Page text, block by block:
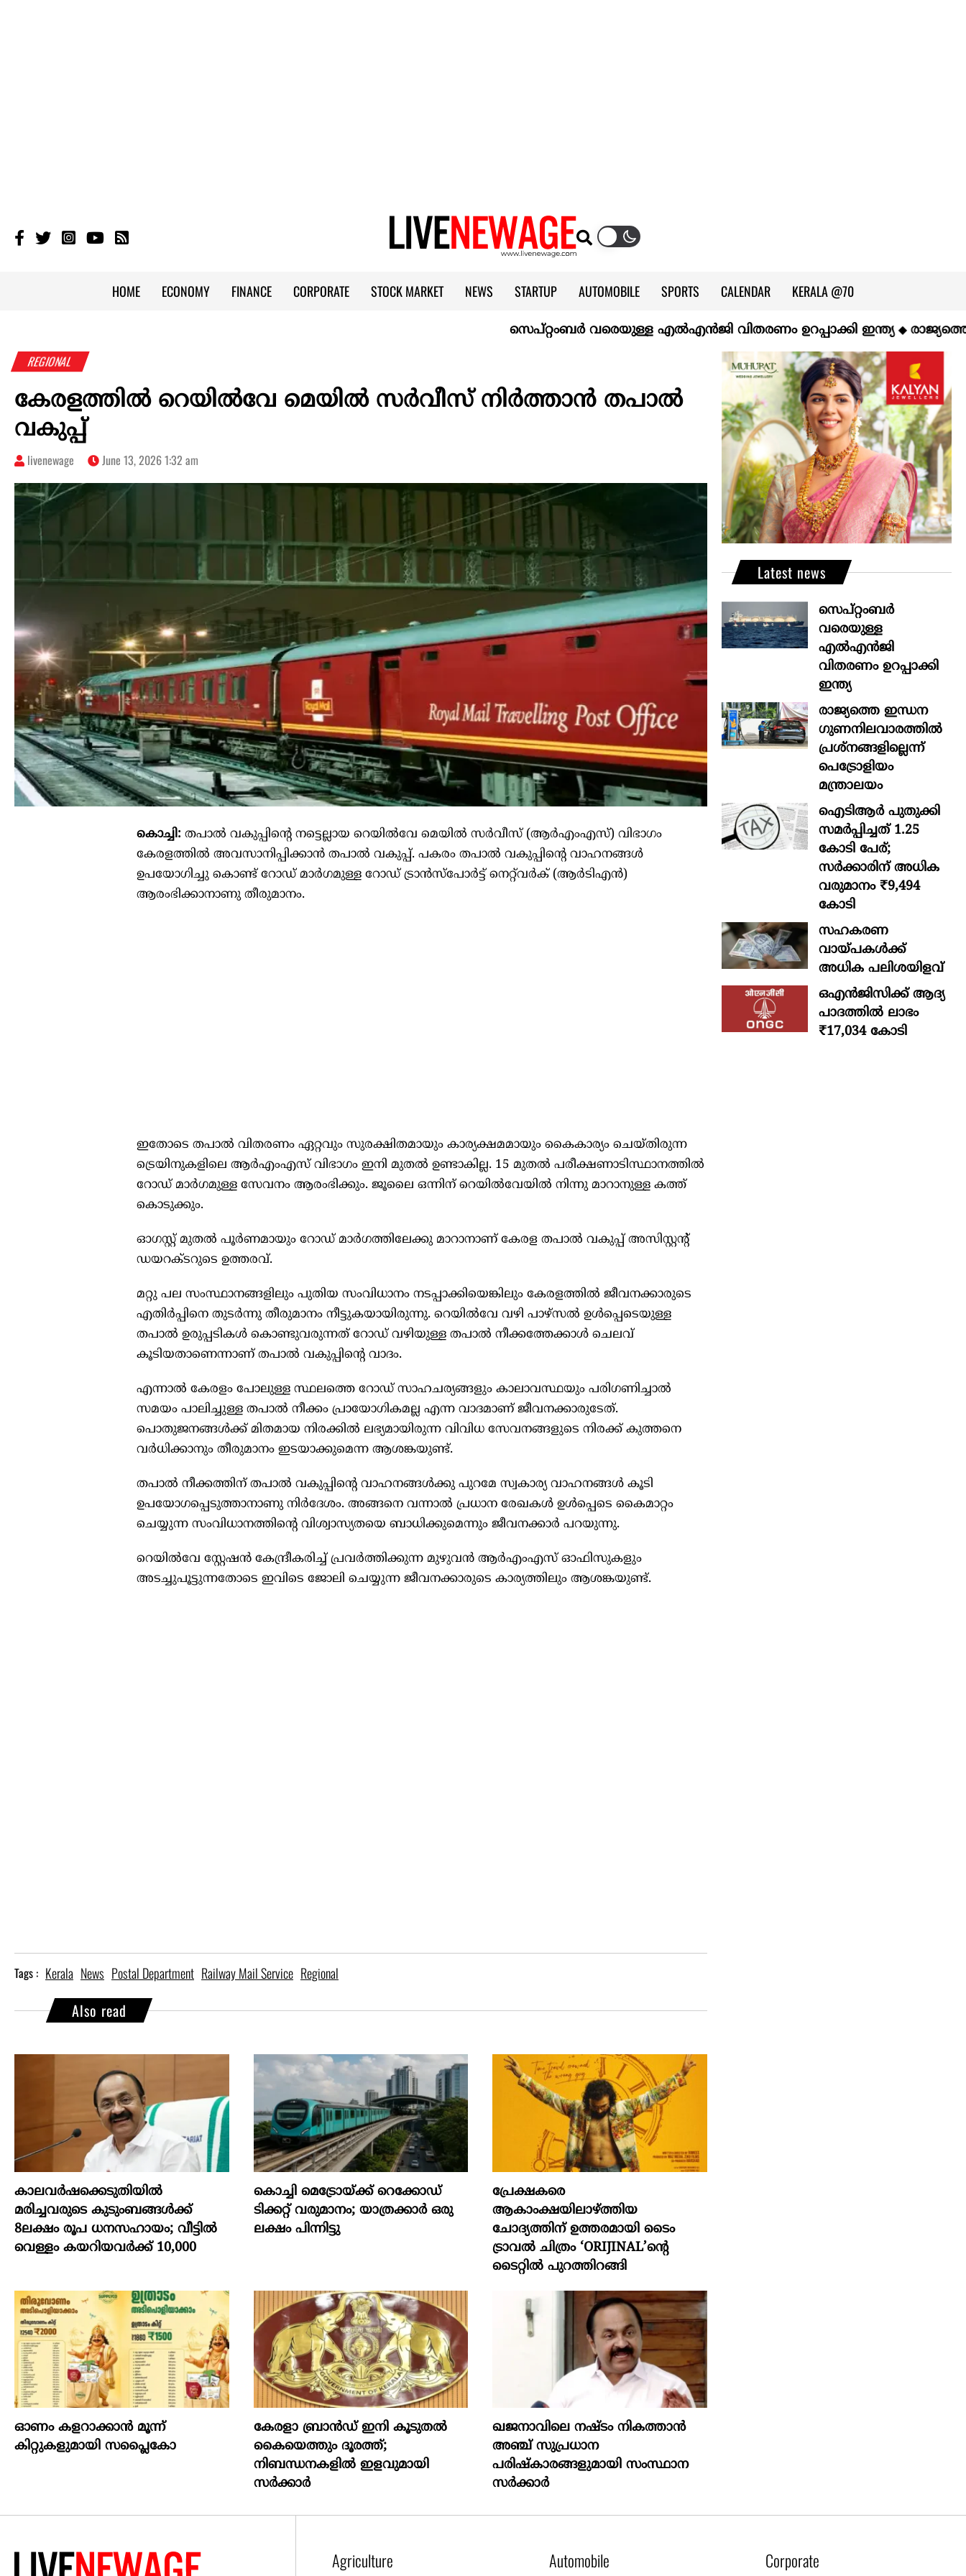
HOME ECONOMY FINANCE CORPORATE STOCK MARKET NEWS STARTUP AUTOMOBILE SPORTS CALENDAR KERALA @70
സെപ്റ്റംബർ വരെയുള്ള എൽഎൻജി വിതരണം ഉറപ്പാക്കി ഇന്ത്യ◆ രാജ്യത്തെ
REGIONAL
കേരളത്തിൽ റെയിൽവേ മെയിൽ സർവീസ് നിർത്താൻ തപാൽ
വകുപ്പ്
livenewage June 13, 2026 1:32 am
കൊച്ചി: തപാൽ വകുപ്പിന്റെ നട്ടെല്ലായ റെയിൽവേ മെയിൽ സർവീസ് (ആർഎംഎസ്) വിഭാഗം
കേരളത്തിൽ അവസാനിപ്പിക്കാൻ തപാൽ വകുപ്പ്. പകരം തപാൽ വകുപ്പിന്റെ വാഹനങ്ങൾ
ഉപയോഗിച്ചു കൊണ്ട് റോഡ് മാർഗമുള്ള റോഡ് ട്രാൻസ്പോർട്ട് നെറ്റ്‌വർക് (ആർടിഎൻ)
ആരംഭിക്കാനാണു തീരുമാനം.
ഇതോടെ തപാൽ വിതരണം ഏറ്റവും സുരക്ഷിതമായും കാര്യക്ഷമമായും കൈകാര്യം ചെയ്തിരുന്ന
ട്രെയിനുകളിലെ ആർഎംഎസ് വിഭാഗം ഇനി മുതൽ ഉണ്ടാകില്ല. 15 മുതൽ പരീക്ഷണാടിസ്ഥാനത്തിൽ
റോഡ് മാർഗമുള്ള സേവനം ആരംഭിക്കും. ജൂലൈ ഒന്നിന് റെയിൽവേയിൽ നിന്നു മാറാനുള്ള കത്ത്
കൊടുക്കും.
ഓഗസ്റ്റ് മുതൽ പൂർണമായും റോഡ് മാർഗത്തിലേക്കു മാറാനാണ് കേരള തപാൽ വകുപ്പ് അസിസ്റ്റന്റ്
ഡയറക്ടറുടെ ഉത്തരവ്.
മറ്റു പല സംസ്ഥാനങ്ങളിലും പുതിയ സംവിധാനം നടപ്പാക്കിയെങ്കിലും കേരളത്തിൽ ജീവനക്കാരുടെ
എതിർപ്പിനെ തുടർന്നു തീരുമാനം നീട്ടുകയായിരുന്നു. റെയിൽവേ വഴി പാഴ്സൽ ഉൾപ്പെടെയുള്ള
തപാൽ ഉരുപ്പടികൾ കൊണ്ടുവരുന്നത് റോഡ് വഴിയുള്ള തപാൽ നീക്കത്തേക്കാൾ ചെലവ്
കൂടിയതാണെന്നാണ് തപാൽ വകുപ്പിന്റെ വാദം.
എന്നാൽ കേരളം പോലുള്ള സ്ഥലത്തെ റോഡ് സാഹചര്യങ്ങളും കാലാവസ്ഥയും പരിഗണിച്ചാൽ
സമയം പാലിച്ചുള്ള തപാൽ നീക്കം പ്രായോഗികമല്ല എന്ന വാദമാണ് ജീവനക്കാരുടേത്.
പൊതുജനങ്ങൾക്ക് മിതമായ നിരക്കിൽ ലഭ്യമായിരുന്ന വിവിധ സേവനങ്ങളുടെ നിരക്ക് കുത്തനെ
വർധിക്കാനും തീരുമാനം ഇടയാക്കുമെന്ന ആശങ്കയുണ്ട്.
തപാൽ നീക്കത്തിന് തപാൽ വകുപ്പിന്റെ വാഹനങ്ങൾക്കു പുറമേ സ്വകാര്യ വാഹനങ്ങൾ കൂടി
ഉപയോഗപ്പെടുത്താനാണു നിർദേശം. അങ്ങനെ വന്നാൽ പ്രധാന രേഖകൾ ഉൾപ്പെടെ കൈമാറ്റം
ചെയ്യുന്ന സംവിധാനത്തിന്റെ വിശ്വാസ്യതയെ ബാധിക്കുമെന്നും ജീവനക്കാർ പറയുന്നു.
റെയിൽവേ സ്റ്റേഷൻ കേന്ദ്രീകരിച്ച് പ്രവർത്തിക്കുന്ന മുഴുവൻ ആർഎംഎസ് ഓഫിസുകളും
അടച്ചുപൂട്ടുന്നതോടെ ഇവിടെ ജോലി ചെയ്യുന്ന ജീവനക്കാരുടെ കാര്യത്തിലും ആശങ്കയുണ്ട്.
Tags : Kerala News Postal Department Railway Mail Service Regional
Also read
കാലവർഷക്കെടുതിയിൽ
മരിച്ചവരുടെ കുടുംബങ്ങൾക്ക്
8ലക്ഷം രൂപ ധനസഹായം; വീട്ടിൽ
വെള്ളം കയറിയവർക്ക് 10,000
കൊച്ചി മെട്രോയ്ക്ക് റെക്കോഡ്
ടിക്കറ്റ് വരുമാനം; യാത്രക്കാർ ഒരു
ലക്ഷം പിന്നിട്ടു
പ്രേക്ഷകരെ
ആകാംക്ഷയിലാഴ്ത്തിയ
ചോദ്യത്തിന് ഉത്തരമായി ടൈം
ട്രാവൽ ചിത്രം ‘ORIJINAL’ന്റെ
ടൈറ്റിൽ പുറത്തിറങ്ങി
ഓണം കളറാക്കാന്‍ മൂന്ന്
കിറ്റുകളുമായി സപ്ലൈകോ
കേരളാ ബ്രാൻഡ് ഇനി കൂടുതൽ
കൈയെത്തും ദൂരത്ത്;
നിബന്ധനകളിൽ ഇളവുമായി
സർക്കാർ
ഖജനാവിലെ നഷ്ടം നികത്താൻ
അഞ്ച് സുപ്രധാന
പരിഷ്കാരങ്ങളുമായി സംസ്ഥാന
സർക്കാർ
Latest news
സെപ്റ്റംബർ
വരെയുള്ള
എൽഎൻജി
വിതരണം ഉറപ്പാക്കി
ഇന്ത്യ
രാജ്യത്തെ ഇന്ധന
ഗുണനിലവാരത്തില്‍
പ്രശ്‌നങ്ങളില്ലെന്ന്
പെട്രോളിയം
മന്ത്രാലയം
ഐടിആര്‍ പുതുക്കി
സമർപ്പിച്ചത് 1.25
കോടി പേര്;
സർക്കാരിന് അധിക
വരുമാനം ₹9,494
കോടി
സഹകരണ
വായ്പകള്‍ക്ക്
അധിക പലിശയിളവ്
ഒഎന്‍ജിസിക്ക് ആദ്യ
പാദത്തില്‍ ലാഭം
₹17,034 കോടി
Agriculture Automobile Corporate